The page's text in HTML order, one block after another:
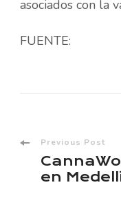
asociados con la
FUENTE:
Post
Previous Post
en